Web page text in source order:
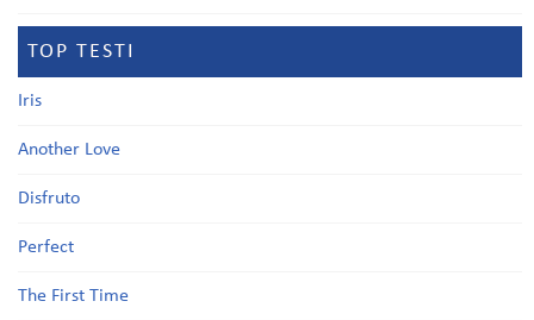
TOP TESTI
Iris
Another Love
Disfruto
Perfect
The First Time